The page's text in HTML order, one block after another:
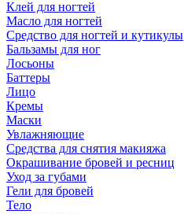
Клей для ногтей
Масло для ногтей
Средство для ногтей и кутикулы
Бальзамы для ног
Лосьоны
Баттеры
Лицо
Кремы
Маски
Увлажняющие
Средства для снятия макияжа
Окрашивание бровей и ресниц
Уход за губами
Гели для бровей
Тело